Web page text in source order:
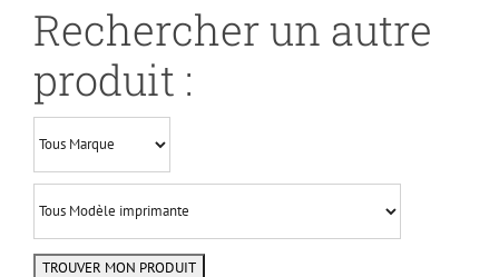
Rechercher un autre
produit :